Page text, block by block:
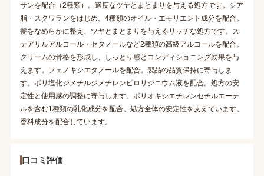
サンを配合（2種類）。適度なツヤとまとまりを与える処方です。シア
脂・スクワランをはじめ、4種類のオイル・エモリエント成分を配合。
髪をなめらかに整え、ツヤとまとまりを与えるリッチな処方です。ス
テアリルアルコール・セタノールなど2種類の高級アルコールを配合。
クリームの骨格を形成し、しっとり感とコンディショニング効果を与
えます。フェノキシエタノールを配合。製品の品質保持に寄与しま
す。ポリ塩化ジメチルジメチレンピロリジニウム液を配合。処方の安
定性と使用感の調整に寄与します。ポリオキシエチレンセチルエーテ
ルを含む1種類の乳化成分を配合。処方全体の安定性を支えています。
香料成分を配合しています。
口コミ評価